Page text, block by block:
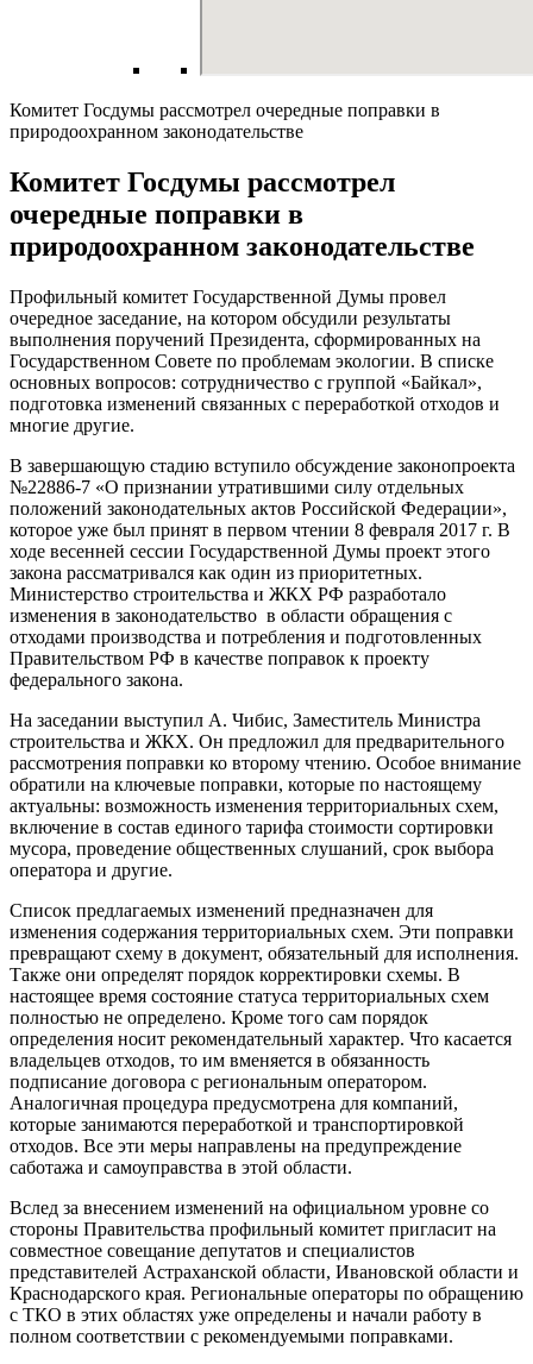
Комитет Госдумы рассмотрел очередные поправки в
природоохранном законодательстве
Комитет Госдумы рассмотрел
очередные поправки в
природоохранном законодательстве
Профильный комитет Государственной Думы провел
очередное заседание, на котором обсудили результаты
выполнения поручений Президента, сформированных на
Государственном Совете по проблемам экологии. В списке
основных вопросов: сотрудничество с группой «Байкал»,
подготовка изменений связанных с переработкой отходов и
многие другие.
В завершающую стадию вступило обсуждение законопроекта
№22886-7 «О признании утратившими силу отдельных
положений законодательных актов Российской Федерации»,
которое уже был принят в первом чтении 8 февраля 2017 г. В
ходе весенней сессии Государственной Думы проект этого
закона рассматривался как один из приоритетных.
Министерство строительства и ЖКХ РФ разработало
изменения в законодательство в области обращения с
отходами производства и потребления и подготовленных
Правительством РФ в качестве поправок к проекту
федерального закона.
На заседании выступил А. Чибис, Заместитель Министра
строительства и ЖКХ. Он предложил для предварительного
рассмотрения поправки ко второму чтению. Особое внимание
обратили на ключевые поправки, которые по настоящему
актуальны: возможность изменения территориальных схем,
включение в состав единого тарифа стоимости сортировки
мусора, проведение общественных слушаний, срок выбора
оператора и другие.
Список предлагаемых изменений предназначен для
изменения содержания территориальных схем. Эти поправки
превращают схему в документ, обязательный для исполнения.
Также они определят порядок корректировки схемы. В
настоящее время состояние статуса территориальных схем
полностью не определено. Кроме того сам порядок
определения носит рекомендательный характер. Что касается
владельцев отходов, то им вменяется в обязанность
подписание договора с региональным оператором.
Аналогичная процедура предусмотрена для компаний,
которые занимаются переработкой и транспортировкой
отходов. Все эти меры направлены на предупреждение
саботажа и самоуправства в этой области.
Вслед за внесением изменений на официальном уровне со
стороны Правительства профильный комитет пригласит на
совместное совещание депутатов и специалистов
представителей Астраханской области, Ивановской области и
Краснодарского края. Региональные операторы по обращению
с ТКО в этих областях уже определены и начали работу в
полном соответствии с рекомендуемыми поправками.